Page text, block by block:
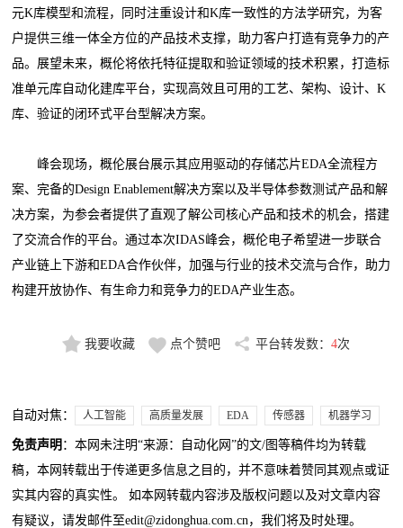
元K库模型和流程，同时注重设计和K库一致性的方法学研究，为客
户提供三维一体全方位的产品技术支撑，助力客户打造有竞争力的产
品。展望未来，概伦将依托特征提取和验证领域的技术积累，打造标
准单元库自动化建库平台，实现高效且可用的工艺、架构、设计、K
库、验证的闭环式平台型解决方案。
峰会现场，概伦展台展示其应用驱动的存储芯片EDA全流程方
案、完备的Design Enablement解决方案以及半导体参数测试产品和解
决方案，为参会者提供了直观了解公司核心产品和技术的机会，搭建
了交流合作的平台。通过本次IDAS峰会，概伦电子希望进一步联合
产业链上下游和EDA合作伙伴，加强与行业的技术交流与合作，助力
构建开放协作、有生命力和竞争力的EDA产业生态。
我要收藏 点个赞吧 平台转发数： 4次
自动对焦： 人工智能 高质量发展 EDA 传感器 机器学习
免责声明 ：本网未注明“来源：自动化网”的文/图等稿件均为转载
稿，本网转载出于传递更多信息之目的，并不意味着赞同其观点或证
实其内容的真实性。 如本网转载内容涉及版权问题以及对文章内容
有疑议，请发邮件至edit@zidonghua.com.cn，我们将及时处理。